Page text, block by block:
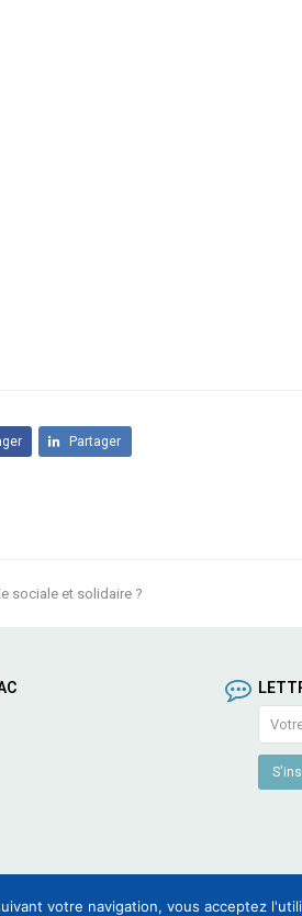
Partager
sociale et solidaire ?
COFAC - Coordination des Fédérations et
votre navigation, vous acceptez